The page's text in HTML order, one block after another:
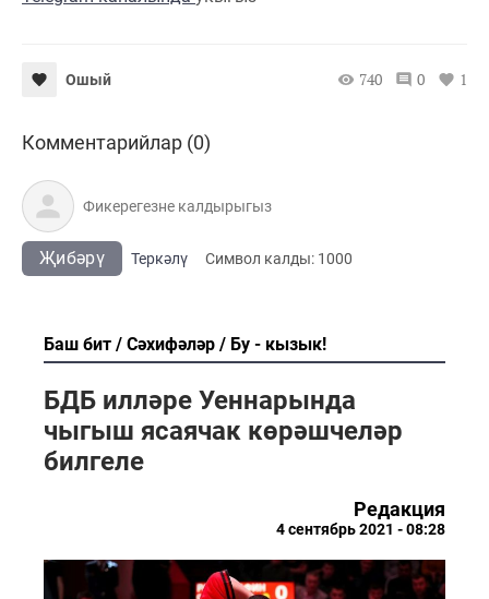
Ошый 740 0 1
Комментарийлар (0)
Җибәрү Теркәлү Cимвол калды: 1000
Баш бит Сәхифәләр Бу - кызык!
БДБ илләре Уеннарында
чыгыш ясаячак көрәшчеләр
билгеле
Редакция
4 сентябрь 2021 - 08:28